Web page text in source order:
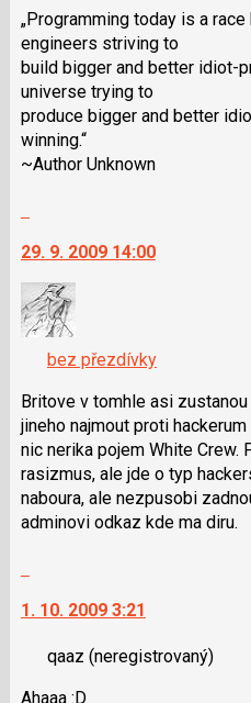
lze
použít
i
klávesy
N
pro
následující
předchozí
nový
názor
„Programming today is a
engineers striving to
build bigger and better idiot-
universe trying to
produce bigger and better
winning.“
~Author Unknown
další
nový
názor.
K
navigaci
lze
použít
i
klávesy
N
pro
následující
předchozí
názor
29. 9. 2009 14:00
bez přezdívky
Britove v tomhle asi
jineho najmout proti
nic nerika pojem White Crew.
rasizmus, ale jde o typ
naboura, ale nezpusobi
adminovi odkaz kde ma diru.
další
názor.
1. 10. 2009 3:21
qaaz (neregistrovaný)
Ahaaa :D